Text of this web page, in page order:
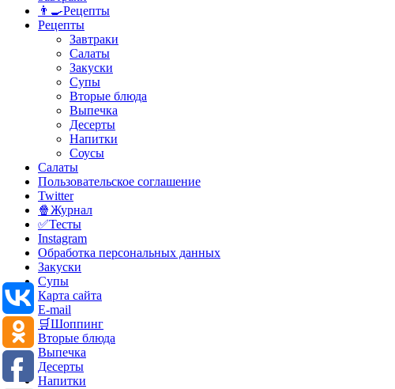
👨‍🍳Рецепты
Рецепты
Завтраки
Салаты
Закуски
Супы
Вторые блюда
Выпечка
Десерты
Напитки
Соусы
Салаты
Пользовательское соглашение
Twitter
🍿Журнал
✅Тесты
Instagram
Обработка персональных данных
Закуски
Супы
Карта сайта
E-mail
🛒Шоппинг
Вторые блюда
Выпечка
Десерты
Напитки